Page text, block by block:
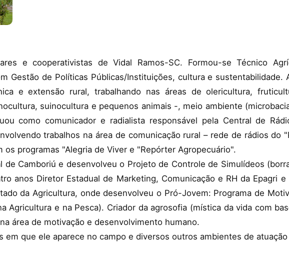
e cooperativistas de Vidal Ramos-SC. Formou-se Técnico
Gestão de Políticas Públicas/Instituições, cultura e sustentabilidade.
e extensão rural, trabalhando nas áreas de olericultura,
suinocultura e pequenos animais -, meio ambiente
como comunicador e radialista responsável pela Central de
trabalhos na área de comunicação rural – rede de rádios do
programas "Alegria de Viver e "Repórter Agropecuário".
de Camboriú e desenvolveu o Projeto de Controle de Simulídeos
anos Diretor Estadual de Marketing, Comunicação e RH da Epagri
da Agricultura, onde desenvolveu o Pró-Jovem: Programa de
Agricultura e na Pesca). Criador da agrosofia (mística da vida com
área de motivação e desenvolvimento humano.
em que ele aparece no campo e diversos outros ambientes de